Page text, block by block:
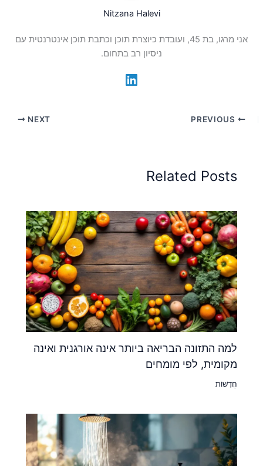
Nitzana Halevi
אני מרגו, בת 45, ועובדת כיוצרת תוכן וכתבת תוכן אינטרנטית עם
ניסיון רב בתחום.
NEXT
Related Posts
למה התזונה הבריאה ביותר אינה אורגנית ואינה
מקומית, לפי מומחים
חֲדָשׁוֹת